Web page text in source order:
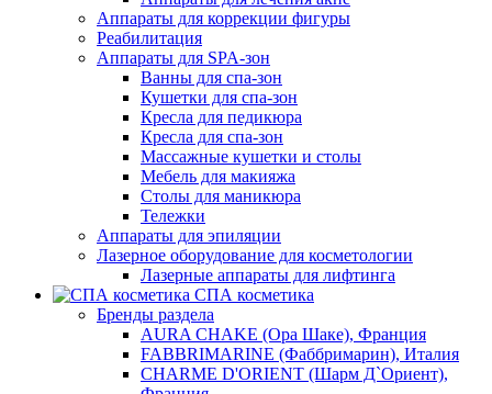
Аппараты для коррекции фигуры
Реабилитация
Аппараты для SPA-зон
Ванны для спа-зон
Кушетки для спа-зон
Кресла для педикюра
Кресла для спа-зон
Массажные кушетки и столы
Мебель для макияжа
Столы для маникюра
Тележки
Аппараты для эпиляции
Лазерное оборудование для косметологии
Лазерные аппараты для лифтинга
СПА косметика
Бренды раздела
AURA CHAKE (Ора Шаке), Франция
FABBRIMARINE (Фаббримарин), Италия
CHARME D'ORIENT (Шарм Д`Ориент),